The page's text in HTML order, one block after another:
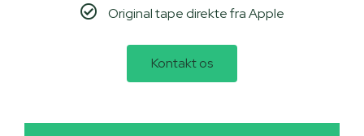
Original tape direkte fra Apple
Kontakt os